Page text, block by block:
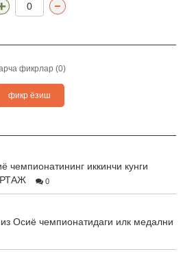
0
фикрлар (0)
фикр ёзиш
чемпионатининг иккинчи кунги
0
Осиё чемпионатидаги илк медални